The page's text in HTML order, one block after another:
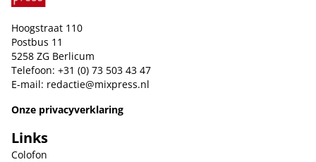
Hoogstraat 110
Postbus 11
5258 ZG Berlicum
Telefoon: +31 (0) 73 503 43 47
E-mail: redactie@mixpress.nl
Onze privacyverklaring
Links
Colofon